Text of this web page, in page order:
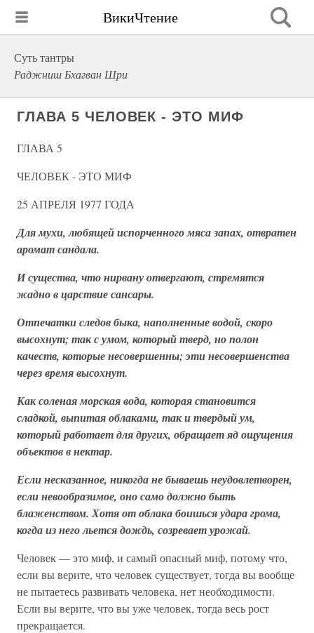
ВикиЧтение
Суть тантры
Раджниш Бхагван Шри
ГЛАВА 5 ЧЕЛОВЕК - ЭТО МИФ
ГЛАВА 5
ЧЕЛОВЕК - ЭТО МИФ
25 АПРЕЛЯ 1977 ГОДА
Для мухи, любящей испорченного мяса запах, отвратен
аромат сандала.
И существа, что нирвану отвергают, стремятся
жадно в царствие сансары.
Отпечатки следов быка, наполненные водой, скоро
высохнут; так с умом, который тверд, но полон
качеств, которые несовершенны; эти несовершенства
через время высохнут.
Как соленая морская вода, которая становится
сладкой, выпитая облаками, так и твердый ум,
который работает для других, обращает яд ощущения
объектов в нектар.
Если несказанное, никогда не бываешь неудовлетворен,
если невообразимое, оно само должно быть
блаженством. Хотя от облака боишься удара грома,
когда из него льется дождь, созревает урожай.
Человек — это миф, и самый опасный миф, потому что,
если вы верите, что человек существует, тогда вы вообще
не пытаетесь развивать человека, нет необходимости.
Если вы верите, что вы уже человек, тогда весь рост
прекращается.